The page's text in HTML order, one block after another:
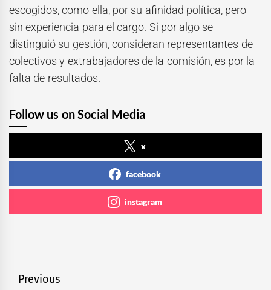
escogidos, como ella, por su afinidad política, pero
sin experiencia para el cargo. Si por algo se
distinguió su gestión, consideran representantes de
colectivos y extrabajadores de la comisión, es por la
falta de resultados.
Follow us on Social Media
x
facebook
instagram
Navegación
Previous